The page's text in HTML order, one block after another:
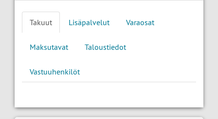
Takuut Lisäpalvelut Varaosat
Maksutavat Taloustiedot
Vastuuhenkilöt